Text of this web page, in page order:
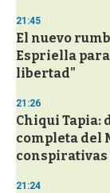
21:45
El nuevo
Espriella
libertad"
21:26
Chiqui Tapia:
completa del
21:24